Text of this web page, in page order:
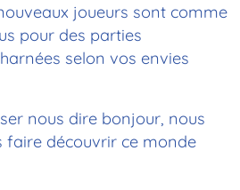
joueurs sont comme
pour des parties
selon vos envies
nous dire bonjour, nous
faire découvrir ce monde